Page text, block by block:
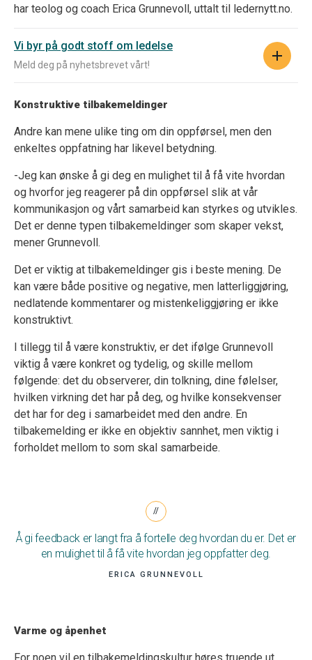
har teolog og coach Erica Grunnevoll, uttalt til ledernytt.no.
Vi byr på godt stoff om ledelse
Meld deg på nyhetsbrevet vårt!
Konstruktive tilbakemeldinger
Andre kan mene ulike ting om din oppførsel, men den
enkeltes oppfatning har likevel betydning.
-Jeg kan ønske å gi deg en mulighet til å få vite hvordan
og hvorfor jeg reagerer på din oppførsel slik at vår
kommunikasjon og vårt samarbeid kan styrkes og utvikles.
Det er denne typen tilbakemeldinger som skaper vekst,
mener Grunnevoll.
Det er viktig at tilbakemeldinger gis i beste mening. De
kan være både positive og negative, men latterliggjøring,
nedlatende kommentarer og mistenkeliggjøring er ikke
konstruktivt.
I tillegg til å være konstruktiv, er det ifølge Grunnevoll
viktig å være konkret og tydelig, og skille mellom
følgende: det du observerer, din tolkning, dine følelser,
hvilken virkning det har på deg, og hvilke konsekvenser
det har for deg i samarbeidet med den andre. En
tilbakemelding er ikke en objektiv sannhet, men viktig i
forholdet mellom to som skal samarbeide.
Å gi feedback er langt fra å fortelle deg hvordan du er. Det er
en mulighet til å få vite hvordan jeg oppfatter deg.
ERICA GRUNNEVOLL
Varme og åpenhet